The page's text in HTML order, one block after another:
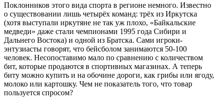
Поклонников этого вида спорта в регионе немного. Известно
о существовании лишь четырёх команд: трёх из Иркутска
(хотя выступали иркутяне не так уж плохо, «Байкальские
медведи» даже стали чемпионами 1995 года Сибири и
Дальнего Востока) и одной из Братска. Сами игроки-
энтузиасты говорят, что бейсболом занимаются 50-100
человек. Несопоставимо мало по сравнению с количеством
бит, которые продаются в спортивных магазинах. А теперь
биту можно купить и на обочине дороги, как грибы или ягоду,
молоко или картошку. Чем не показатель того, что товар
пользуется спросом?